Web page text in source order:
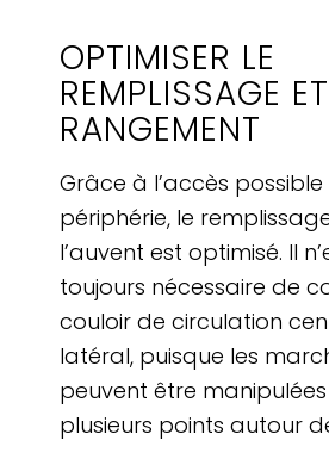
OPTIMISER LE
REMPLISSAGE
RANGEMENT
Grâce à l’accès
périphérie, le
l’auvent est optimisé. Il
toujours nécessaire de
couloir de circulation
latéral, puisque les
peuvent être
plusieurs points autour